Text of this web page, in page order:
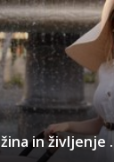
in življenje